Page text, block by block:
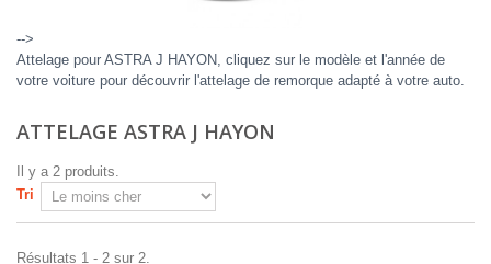
-->
Attelage pour ASTRA J HAYON, cliquez sur le modèle et l'année de
votre voiture pour découvrir l'attelage de remorque adapté à votre auto.
ATTELAGE ASTRA J HAYON
Il y a 2 produits.
Tri
Résultats 1 - 2 sur 2.